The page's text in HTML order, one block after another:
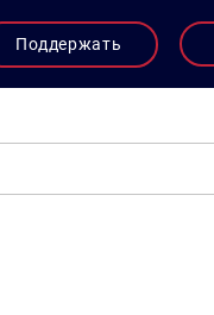
Поддержать